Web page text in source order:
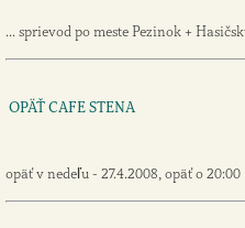
... sprievod po meste Pezinok +
OPÄŤ CAFE STENA
opäť v nedeľu - 27.4.2008, opäť o 20:00